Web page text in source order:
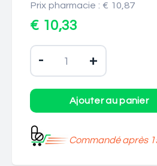
Prix pharmacie : € 10,87
€ 10,33
- +
Commandé après